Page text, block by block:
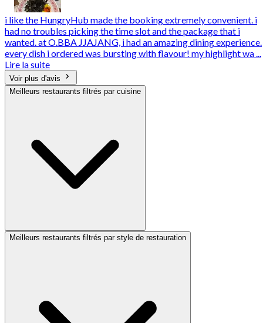
i like the HungryHub made the booking extremely convenient. i
had no troubles picking the time slot and the package that i
wanted. at O.BBA JJAJANG, i had an amazing dining experience.
every dish i ordered was bursting with flavour! my highlight wa ...
Lire la suite
Voir plus d'avis
Meilleurs restaurants filtrés par cuisine
Meilleurs restaurants filtrés par style de restauration